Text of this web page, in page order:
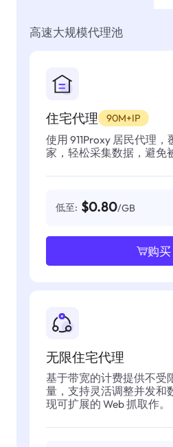
高速大规模代理池
住宅代理 90M+IP
使用 911Proxy 居民代理，
家，轻松采集数据，避免
低至: $0.80/GB
购买
无限住宅代理
基于带宽的计费提供不受
量，支持灵活调整并发和
现可扩展的 Web 抓取作。